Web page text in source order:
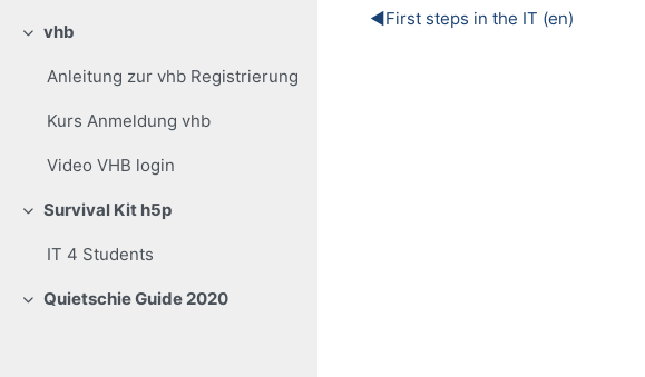
Einklappen
vhb
Anleitung zur vhb Registrierung
Kurs Anmeldung vhb
Video VHB login
Einklappen
Survival Kit h5p
IT 4 Students
Einklappen
Quietschie Guide 2020
◀︎First steps in the IT (en)